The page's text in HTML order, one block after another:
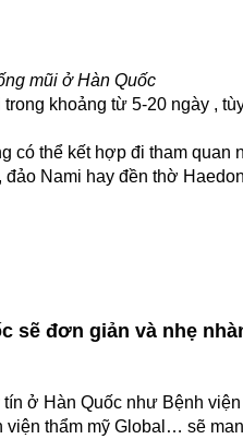
mũi ở Hàn Quốc
khoảng từ 5-20 ngày ,
có thể kết hợp đi tham quan
Nami hay đền thờ
sẽ đơn giản và nhẹ
ở Hàn Quốc như Bệnh viện
viện thẩm mỹ Global… sẽ